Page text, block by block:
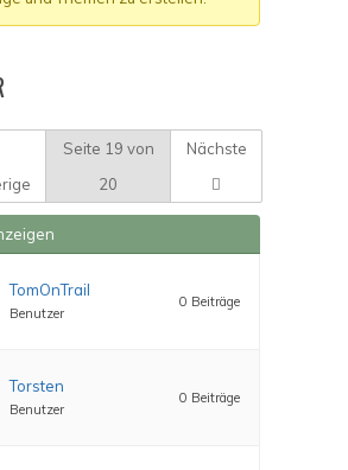
Seite 19 von
20
Nächste
TomOnTrail
Benutzer
0 Beiträge
Torsten
Benutzer
0 Beiträge